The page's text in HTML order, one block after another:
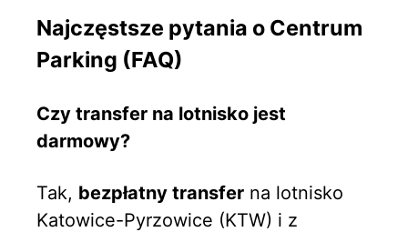
Najczęstsze pytania o Centrum
Parking (FAQ)
Czy transfer na lotnisko jest
darmowy?
Tak, bezpłatny transfer na lotnisko
Katowice-Pyrzowice (KTW) i z